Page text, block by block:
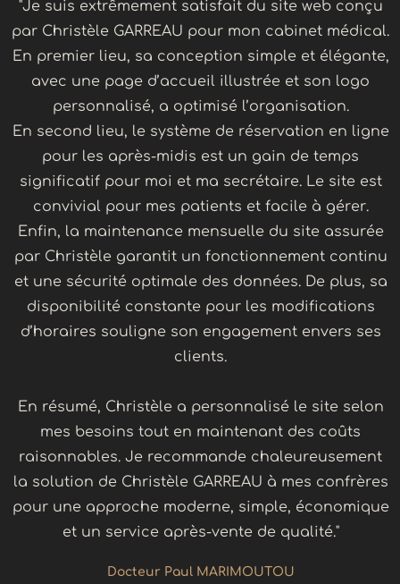
"Je suis extrêmement satisfait du site web conçu
par Christèle GARREAU pour mon cabinet médical.
En premier lieu, sa conception simple et élégante,
avec une page d’accueil illustrée et son logo
personnalisé, a optimisé l’organisation.
En second lieu, le système de réservation en ligne
pour les après-midis est un gain de temps
significatif pour moi et ma secrétaire. Le site est
convivial pour mes patients et facile à gérer.
Enfin, la maintenance mensuelle du site assurée
par Christèle garantit un fonctionnement continu
et une sécurité optimale des données. De plus, sa
disponibilité constante pour les modifications
d’horaires souligne son engagement envers ses
clients.
En résumé, Christèle a personnalisé le site selon
mes besoins tout en maintenant des coûts
raisonnables. Je recommande chaleureusement
la solution de Christèle GARREAU à mes confrères
pour une approche moderne, simple, économique
et un service après-vente de qualité."
Docteur Paul MARIMOUTOU